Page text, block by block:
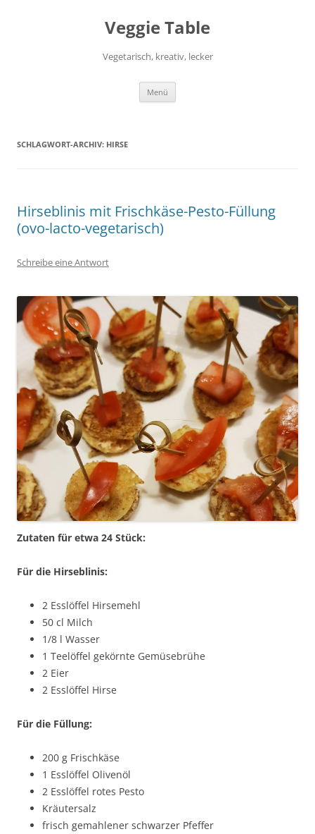
Veggie Table
Vegetarisch, kreativ, lecker
Menü
SCHLAGWORT-ARCHIV: HIRSE
Hirseblinis mit Frischkäse-Pesto-Füllung
(ovo-lacto-vegetarisch)
Schreibe eine Antwort
Zutaten für etwa 24 Stück:
Für die Hirseblinis:
2 Esslöffel Hirsemehl
50 cl Milch
1/8 l Wasser
1 Teelöffel gekörnte Gemüsebrühe
2 Eier
2 Esslöffel Hirse
Für die Füllung:
200 g Frischkäse
1 Esslöffel Olivenöl
2 Esslöffel rotes Pesto
Kräutersalz
frisch gemahlener schwarzer Pfeffer